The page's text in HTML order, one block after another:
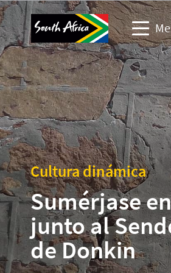
Sitio web de viajes
Sitio web de socios comerciales
Sitio web de eventos empresarios
Sitio web corporativo y de medios
Cultura dinámica
Sumérjase
junto al
de Donkin